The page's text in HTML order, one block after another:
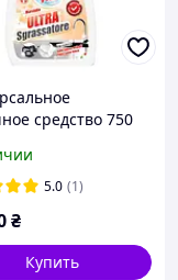
средство 750
Марсель
5.0 (1)
₴
Купить